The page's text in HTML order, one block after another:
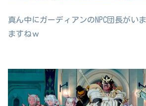
真ん中にガーディアンのNPC団長がい
ますねｗ